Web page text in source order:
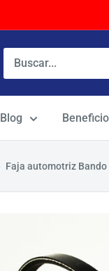
Blog
Faja automotriz